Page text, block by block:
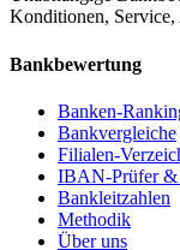
Konditionen, Service,
Bankbewertung
Banken-
Bankvergleiche
Filialen-
IBAN-Prüfer
Bankleitzahlen
Methodik
Über uns